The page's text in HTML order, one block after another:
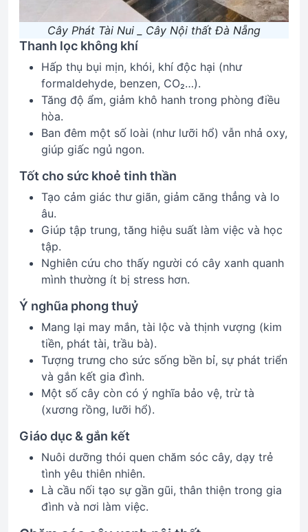
Cây Phát Tài Nui _ Cây Nội thất Đà Nẵng
Thanh lọc không khí
Hấp thụ bụi mịn, khói, khí độc hại (như
formaldehyde, benzen, CO₂…).
Tăng độ ẩm, giảm khô hanh trong phòng điều
hòa.
Ban đêm một số loài (như lưỡi hổ) vẫn nhả oxy,
giúp giấc ngủ ngon.
Tốt cho sức khoẻ tinh thần
Tạo cảm giác thư giãn, giảm căng thẳng và lo
âu.
Giúp tập trung, tăng hiệu suất làm việc và học
tập.
Nghiên cứu cho thấy người có cây xanh quanh
mình thường ít bị stress hơn.
Ý nghũa phong thuỷ
Mang lại may mắn, tài lộc và thịnh vượng (kim
tiền, phát tài, trầu bà).
Tượng trưng cho sức sống bền bỉ, sự phát triển
và gắn kết gia đình.
Một số cây còn có ý nghĩa bảo vệ, trừ tà
(xương rồng, lưỡi hổ).
Giáo dục & gắn kết
Nuôi dưỡng thói quen chăm sóc cây, dạy trẻ
tình yêu thiên nhiên.
Là cầu nối tạo sự gần gũi, thân thiện trong gia
đình và nơi làm việc.